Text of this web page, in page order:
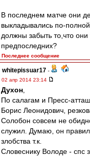
В последнем матче они
выкладывались по-
должны забыть то,что они
предпоследних?
Последнее сообщение
whitepissuar17 -
02 апр 2014 23:14
Духон
По салагам и Пресс-
Борис Леонидович,
Солобон совсем не
служил. Думаю, он
злобства т.к.
Словеснику Володе - спс